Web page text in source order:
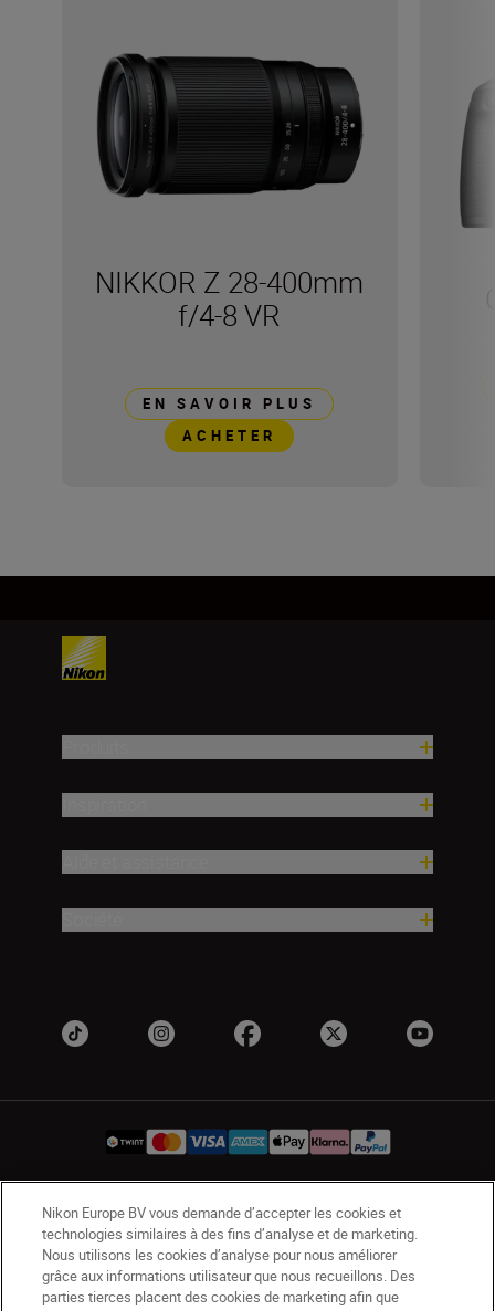
NIKKOR Z 28-400mm
f/4-8 VR
EN SAVOIR PLUS
ACHETER
CH Nikon Sites
Contactez-nous
Avis de confidentialité
Conditions d’utilisation
CVG de la boutique Nikon Store
Nikon Europe BV vous demande d’accepter les cookies et
technologies similaires à des fins d’analyse et de marketing.
Nous utilisons les cookies d’analyse pour nous améliorer
grâce aux informations utilisateur que nous recueillons. Des
parties tierces placent des cookies de marketing afin que